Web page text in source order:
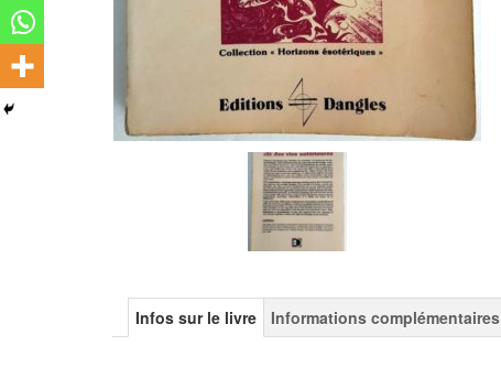
Infos sur le livre Informations complémentaires